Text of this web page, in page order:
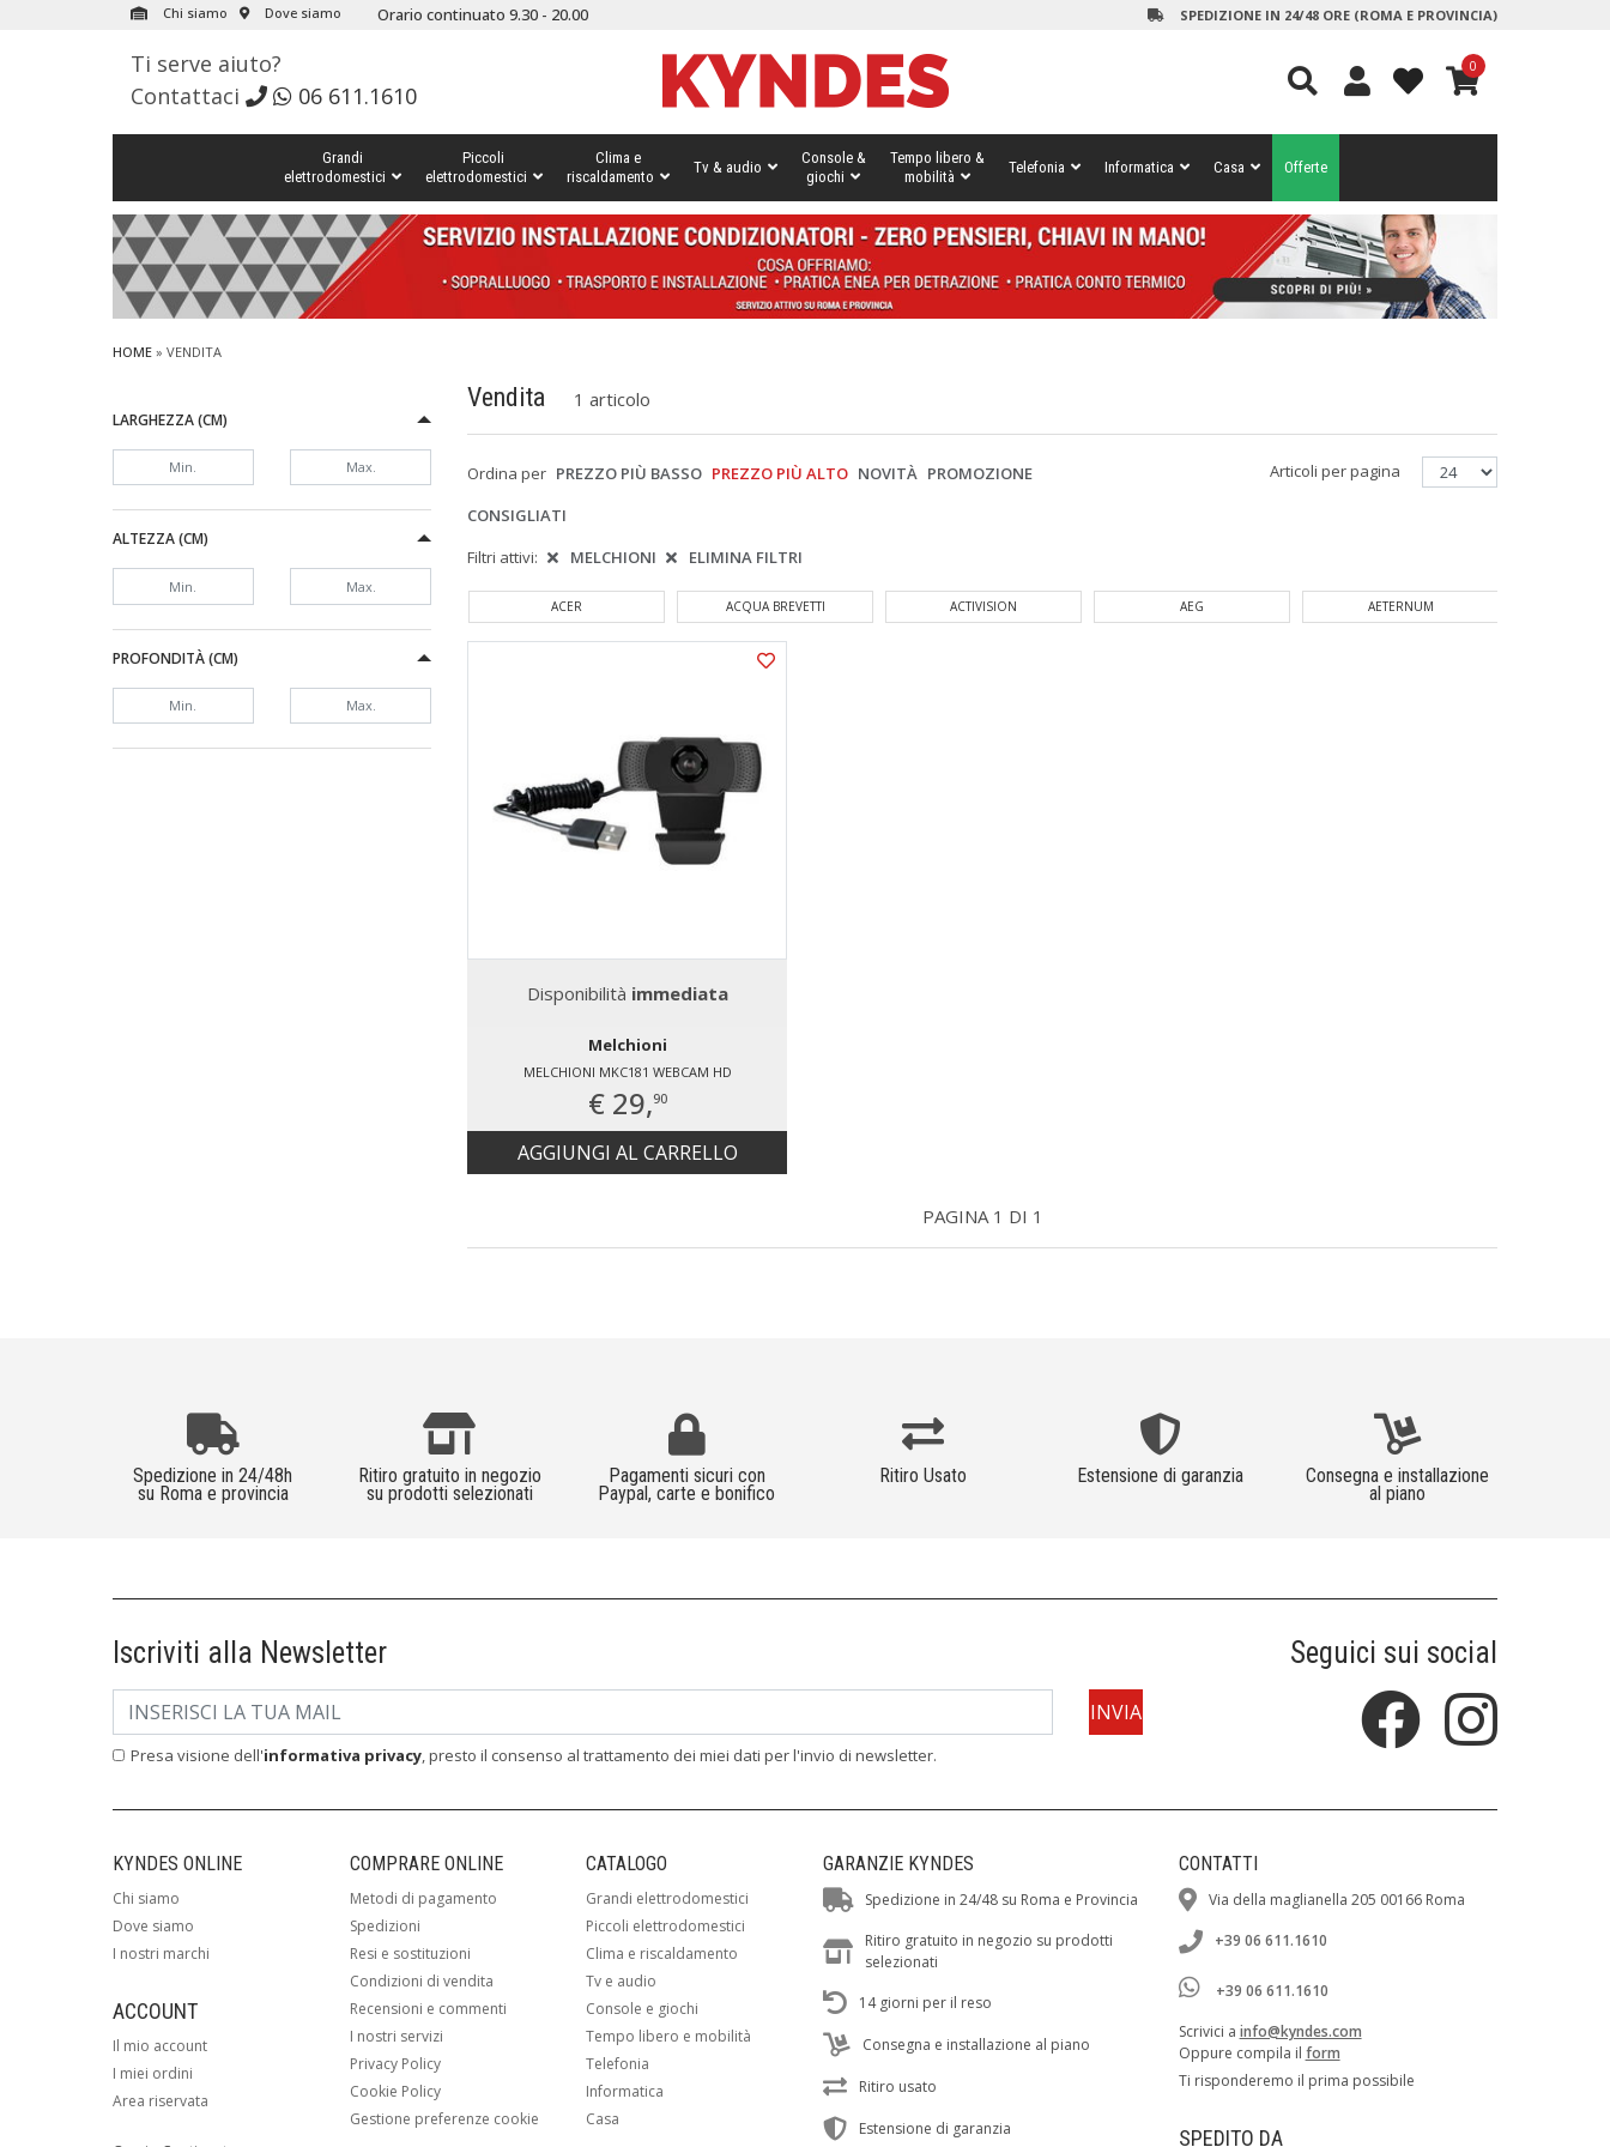
Chi siamo Dove siamo Orario continuato 9.30 - 20.00 SPEDIZIONE IN 24/48 ORE (ROMA E PROVINCIA)
Ti serve aiuto?
Contattaci
06 611.1610
0
Grandi
elettrodomestici
Piccoli
elettrodomestici
Clima e
riscaldamento
Tv & audio
Console &
giochi
Tempo libero &
mobilità
Telefonia Informatica Casa Offerte
HOME» VENDITA
LARGHEZZA (CM)
ALTEZZA (CM)
PROFONDITÀ (CM)
Vendita 1 articolo
Ordina per PREZZO PIÙ BASSO PREZZO PIÙ ALTO NOVITÀ PROMOZIONE
CONSIGLIATI
Articoli per pagina
Filtri attivi: MELCHIONI ELIMINA FILTRI
2 EMMECLIMA 2 K ACER ACQUA BREVETTI ACTIVISION AEG AETERNUM
Disponibilità immediata
Melchioni
MELCHIONI MKC181 WEBCAM HD
€ 29,90
AGGIUNGI AL CARRELLO
PAGINA 1 DI 1
Spedizione in 24/48h
su Roma e provincia
Ritiro gratuito in negozio
su prodotti selezionati
Pagamenti sicuri con
Paypal, carte e bonifico
Ritiro Usato Estensione di garanzia Consegna e installazione
al piano
Iscriviti alla Newsletter
Presa visione dell'informativa privacy, presto il consenso al trattamento dei miei dati per l'invio di newsletter.
Seguici sui social
KYNDES ONLINE
Chi siamo
Dove siamo
I nostri marchi
ACCOUNT
Il mio account
I miei ordini
Area riservata
COMPRARE ONLINE
Metodi di pagamento
Spedizioni
Resi e sostituzioni
Condizioni di vendita
Recensioni e commenti
I nostri servizi
Privacy Policy
Cookie Policy
Gestione preferenze cookie
CATALOGO
Grandi elettrodomestici
Piccoli elettrodomestici
Clima e riscaldamento
Tv e audio
Console e giochi
Tempo libero e mobilità
Telefonia
Informatica
Casa
GARANZIE KYNDES
Spedizione in 24/48 su Roma e Provincia
Ritiro gratuito in negozio su prodotti
selezionati
14 giorni per il reso
Consegna e installazione al piano
Ritiro usato
Estensione di garanzia
CONTATTI
Via della maglianella 205 00166 Roma
+39 06 611.1610
+39 06 611.1610
Scrivici a info@kyndes.com
Oppure compila il form
Ti risponderemo il prima possibile
SPEDITO DA